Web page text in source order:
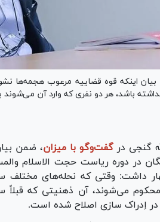
بیان اینکه قوه قضاییه مرعوب هجمه‌ها
باشد، هر دو نفری که وارد آن می‌شوند
گنجی درگفت‌وگو با میزان، ضمن
در دوره ریاست حجت الاسلام
داشت: وقتی که نحله‌های مختلف
محکوم می‌شوند، آن ذهنیتی که
در اِدراک سازی اصلاح شده است.